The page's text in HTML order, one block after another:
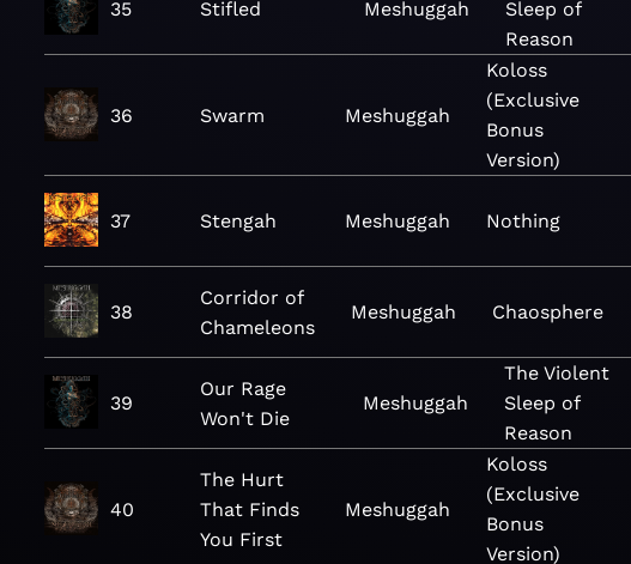
35 Stifled Meshuggah
Sleep of
Reason
36 Swarm Meshuggah
Koloss
(Exclusive
Bonus
Version)
37 Stengah Meshuggah Nothing
38
Corridor of
Chameleons
Meshuggah Chaosphere
39
Our Rage
Won't Die
Meshuggah
The Violent
Sleep of
Reason
40
The Hurt
That Finds
You First
Meshuggah
Koloss
(Exclusive
Bonus
Version)